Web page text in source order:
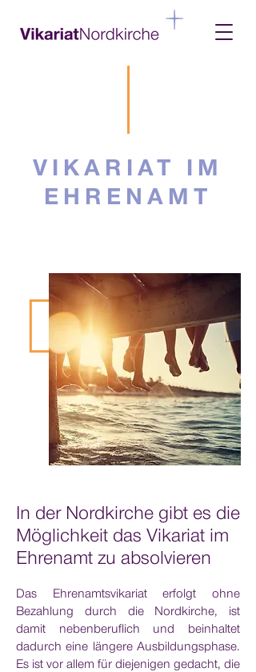
VIKARIAT IM
EHRENAMT
In der Nordkirche gibt es die
Möglichkeit das Vikariat im
Ehrenamt zu absolvieren
Das Ehrenamtsvikariat erfolgt ohne
Bezahlung durch die Nordkirche, ist
damit nebenberuflich und beinhaltet
dadurch eine längere Ausbildungsphase.
Es ist vor allem für diejenigen gedacht, die